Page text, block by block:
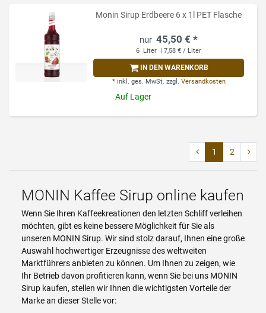
Monin Sirup Erdbeere 6 x 1l PET Flasche
45,50 € *
6 Liter | 7,58 € / Liter
IN DEN WARENKORB
* inkl. ges. MwSt. zzgl. Versandkosten
Auf Lager
1 2
MONIN Kaffee Sirup online kaufen
Wenn Sie Ihren Kaffeekreationen den letzten Schliff verleihen
möchten, gibt es keine bessere Möglichkeit für Sie als
unseren MONIN Sirup. Wir sind stolz darauf, Ihnen eine große
Auswahl hochwertiger Erzeugnisse des weltweiten
Marktführers anbieten zu können. Um Ihnen zu zeigen, wie
Ihr Betrieb davon profitieren kann, wenn Sie bei uns MONIN
Sirup kaufen, stellen wir Ihnen die wichtigsten Vorteile der
Marke an dieser Stelle vor: